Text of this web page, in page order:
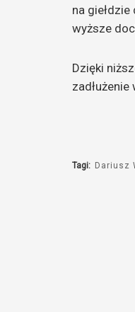
na
wyższe
Dzięki
Tagi: Dariusz